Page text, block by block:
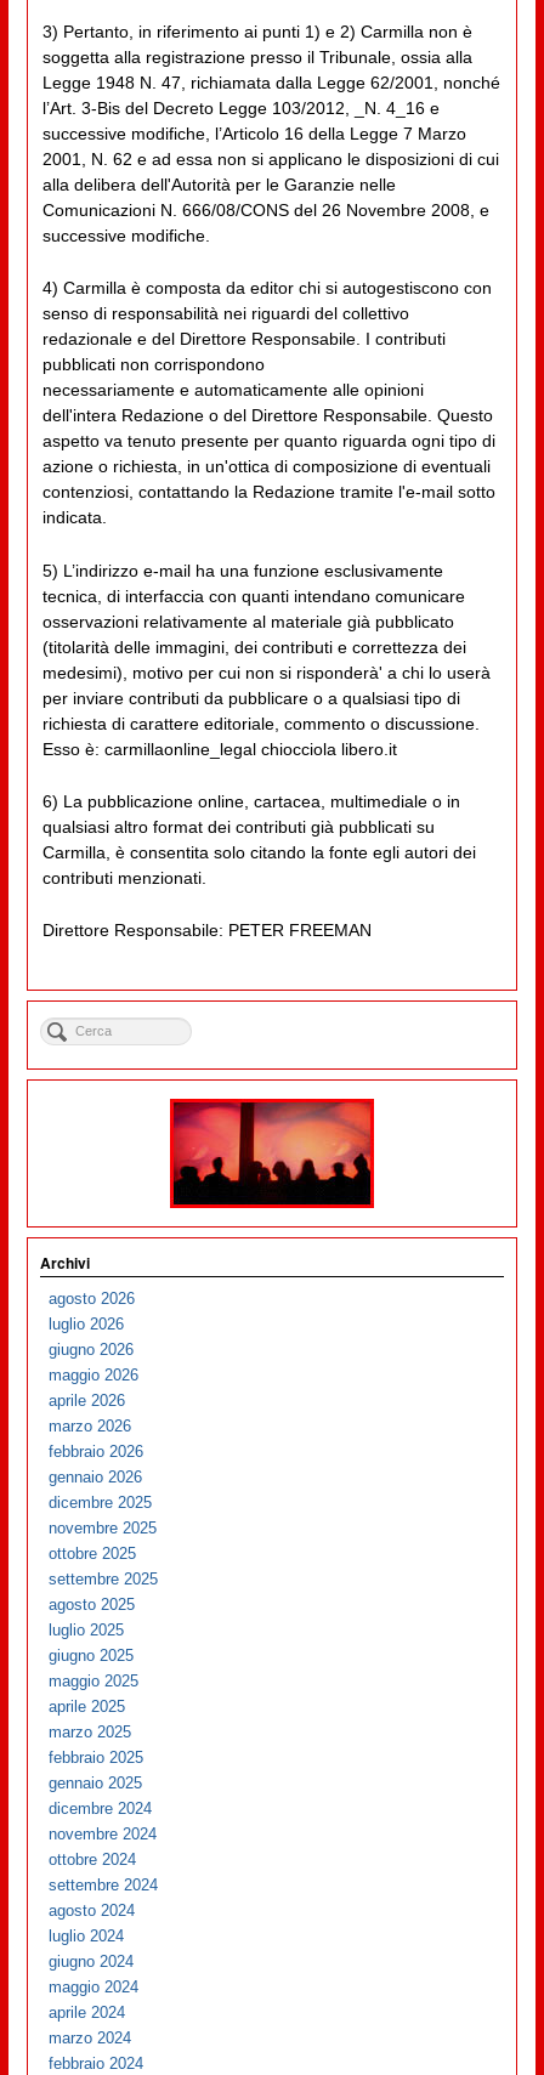
3) Pertanto, in riferimento ai punti 1) e 2) Carmilla non è
soggetta alla registrazione presso il Tribunale, ossia alla
Legge 1948 N. 47, richiamata dalla Legge 62/2001, nonché
l’Art. 3-Bis del Decreto Legge 103/2012, _N. 4_16 e
successive modifiche, l’Articolo 16 della Legge 7 Marzo
2001, N. 62 e ad essa non si applicano le disposizioni di cui
alla delibera dell'Autorità per le Garanzie nelle
Comunicazioni N. 666/08/CONS del 26 Novembre 2008, e
successive modifiche.
4) Carmilla è composta da editor chi si autogestiscono con
senso di responsabilità nei riguardi del collettivo
redazionale e del Direttore Responsabile. I contributi
pubblicati non corrispondono
necessariamente e automaticamente alle opinioni
dell'intera Redazione o del Direttore Responsabile. Questo
aspetto va tenuto presente per quanto riguarda ogni tipo di
azione o richiesta, in un'ottica di composizione di eventuali
contenziosi, contattando la Redazione tramite l'e-mail sotto
indicata.
5) L’indirizzo e-mail ha una funzione esclusivamente
tecnica, di interfaccia con quanti intendano comunicare
osservazioni relativamente al materiale già pubblicato
(titolarità delle immagini, dei contributi e correttezza dei
medesimi), motivo per cui non si risponderà' a chi lo userà
per inviare contributi da pubblicare o a qualsiasi tipo di
richiesta di carattere editoriale, commento o discussione.
Esso è: carmillaonline_legal chiocciola libero.it
6) La pubblicazione online, cartacea, multimediale o in
qualsiasi altro format dei contributi già pubblicati su
Carmilla, è consentita solo citando la fonte egli autori dei
contributi menzionati.
Direttore Responsabile: PETER FREEMAN
Archivi
agosto 2026
luglio 2026
giugno 2026
maggio 2026
aprile 2026
marzo 2026
febbraio 2026
gennaio 2026
dicembre 2025
novembre 2025
ottobre 2025
settembre 2025
agosto 2025
luglio 2025
giugno 2025
maggio 2025
aprile 2025
marzo 2025
febbraio 2025
gennaio 2025
dicembre 2024
novembre 2024
ottobre 2024
settembre 2024
agosto 2024
luglio 2024
giugno 2024
maggio 2024
aprile 2024
marzo 2024
febbraio 2024